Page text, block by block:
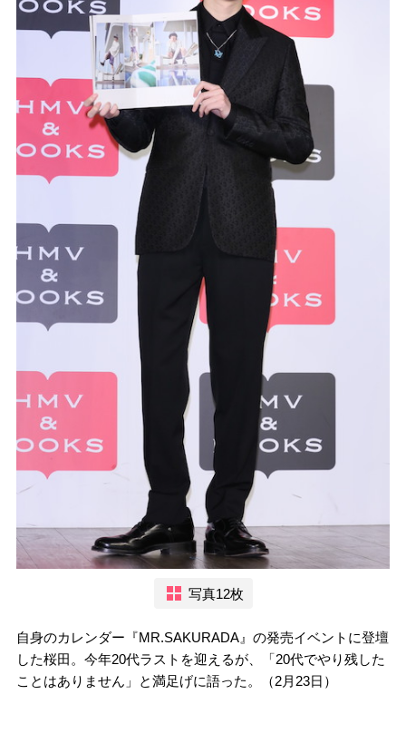
写真12枚
自身のカレンダー『MR.SAKURADA』の発売イベントに登壇
した桜田。今年20代ラストを迎えるが、「20代でやり残した
ことはありません」と満足げに語った。（2月23日）